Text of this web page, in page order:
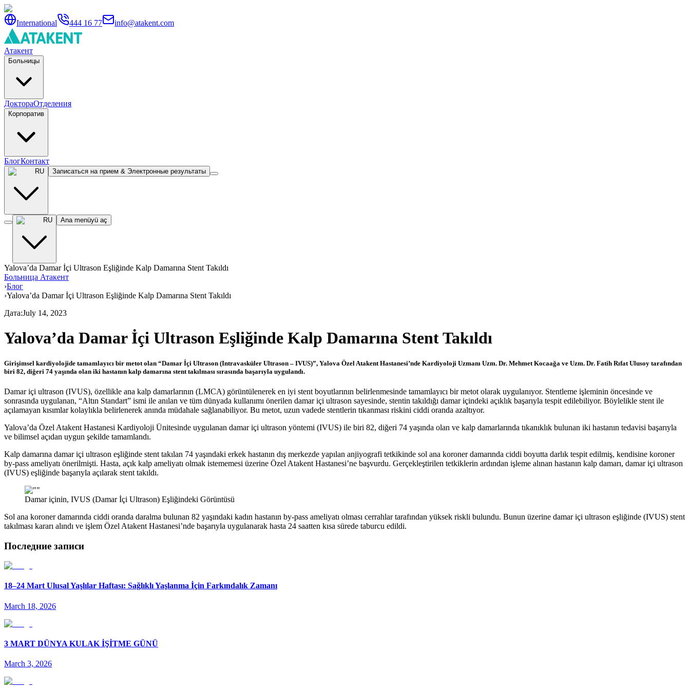
International 444 16 77 info@atakent.com
Атакент
Больницы
ДоктораОтделения
Корпоратив
БлогКонтакт
RU Записаться на прием & Электронные результаты
RU Ana menüyü aç
Yalova’da Damar İçi Ultrason Eşliğinde Kalp Damarına Stent Takıldı
Больница Атакент
›Блог
›Yalova’da Damar İçi Ultrason Eşliğinde Kalp Damarına Stent Takıldı
Дата:July 14, 2023
Yalova’da Damar İçi Ultrason Eşliğinde Kalp Damarına Stent Takıldı
Girişimsel kardiyolojide tamamlayıcı bir metot olan “Damar İçi Ultrason (Intravasküler Ultrason – IVUS)”, Yalova Özel Atakent Hastanesi’nde Kardiyoloji Uzmanı Uzm. Dr. Mehmet Kocaağa ve Uzm. Dr. Fatih Rıfat Ulusoy tarafından
biri 82, diğeri 74 yaşında olan iki hastanın kalp damarına stent takılması sırasında başarıyla uygulandı.
Damar içi ultrason (IVUS), özellikle ana kalp damarlarının (LMCA) görüntülenerek en iyi stent boyutlarının belirlenmesinde tamamlayıcı bir metot olarak uygulanıyor. Stentleme işleminin öncesinde ve
sonrasında uygulanan, “Altın Standart” ismi ile anılan ve tüm dünyada kullanımı önerilen damar içi ultrason sayesinde, stentin takıldığı damar içindeki açıklık başarıyla tespit edilebiliyor. Böylelikle stent ile
açılamayan kısımlar kolaylıkla belirlenerek anında müdahale sağlanabiliyor. Bu metot, uzun vadede stentlerin tıkanması riskini ciddi oranda azaltıyor.
Yalova’da Özel Atakent Hastanesi Kardiyoloji Ünitesinde uygulanan damar içi ultrason yöntemi (IVUS) ile biri 82, diğeri 74 yaşında olan ve kalp damarlarında tıkanıklık bulunan iki hastanın tedavisi başarıyla
ve bilimsel açıdan uygun şekilde tamamlandı.
Kalp damarına damar içi ultrason eşliğinde stent takılan 74 yaşındaki erkek hastanın dış merkezde yapılan anjiyografi tetkikinde sol ana koroner damarında ciddi boyutta darlık tespit edilmiş, kendisine koroner
by-pass ameliyatı önerilmişti. Hasta, açık kalp ameliyatı olmak istememesi üzerine Özel Atakent Hastanesi’ne başvurdu. Gerçekleştirilen tetkiklerin ardından işleme alınan hastanın kalp damarı, damar içi ultrason
(IVUS) eşliğinde başarıyla açılarak stent takıldı.
Damar içinin, IVUS (Damar İçi Ultrason) Eşliğindeki Görüntüsü
Sol ana koroner damarında ciddi oranda daralma bulunan 82 yaşındaki kadın hastanın by-pass ameliyatı olması cerrahlar tarafından yüksek riskli bulundu. Bunun üzerine damar içi ultrason eşliğinde (IVUS) stent
takılması kararı alındı ve işlem Özel Atakent Hastanesi’nde başarıyla uygulanarak hasta 24 saatten kısa sürede taburcu edildi.
Последние записи
18–24 Mart Ulusal Yaşlılar Haftası: Sağlıklı Yaşlanma İçin Farkındalık Zamanı
March 18, 2026
3 MART DÜNYA KULAK İŞİTME GÜNÜ
March 3, 2026